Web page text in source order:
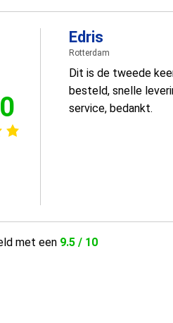
Edris
Rotterdam
Dit is de tweede
besteld, snelle
service, bedankt.
met een 9.5 / 10